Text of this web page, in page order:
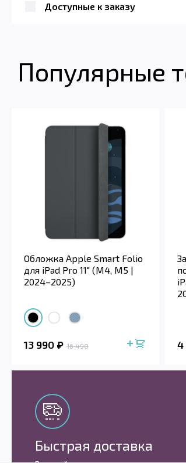
Доступные к заказу
Популярные
Обложка Apple Smart Folio
для iPad Pro 11" (M4, M5 |
2024–2025)
13 990 16 490 4
Быстрая доставка